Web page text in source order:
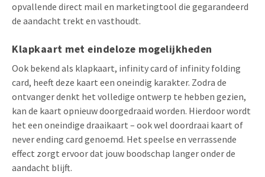
opvallende direct mail en marketingtool die gegarandeerd
de aandacht trekt en vasthoudt.
Klapkaart met eindeloze mogelijkheden
Ook bekend als klapkaart, infinity card of infinity folding
card, heeft deze kaart een oneindig karakter. Zodra de
ontvanger denkt het volledige ontwerp te hebben gezien,
kan de kaart opnieuw doorgedraaid worden. Hierdoor wordt
het een oneindige draaikaart – ook wel doordraai kaart of
never ending card genoemd. Het speelse en verrassende
effect zorgt ervoor dat jouw boodschap langer onder de
aandacht blijft.